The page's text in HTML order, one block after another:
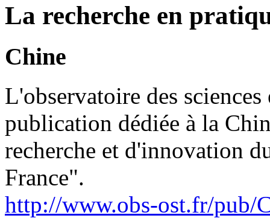
La recherche en
Chine
L'observatoire des
publication dédiée à la
recherche et d'innovation
France".
http://www.obs-ost.fr/pub/